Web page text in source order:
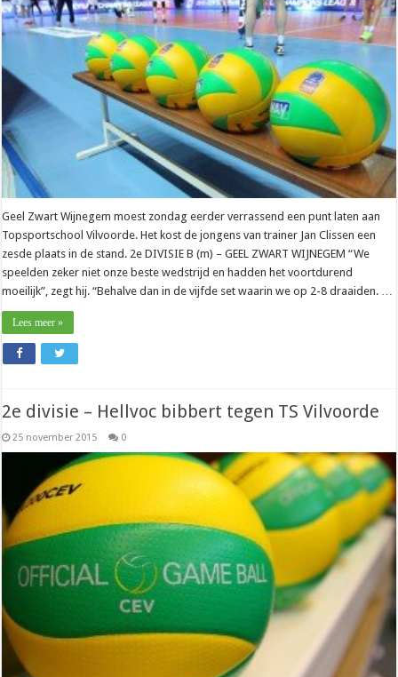
Geel Zwart Wijnegem moest zondag eerder verrassend een punt laten aan
Topsportschool Vilvoorde. Het kost de jongens van trainer Jan Clissen een
zesde plaats in de stand. 2e DIVISIE B (m) – GEEL ZWART WIJNEGEM “We
speelden zeker niet onze beste wedstrijd en hadden het voortdurend
moeilijk”, zegt hij. “Behalve dan in de vijfde set waarin we op 2-8 draaiden. …
Lees meer »
2e divisie – Hellvoc bibbert tegen TS Vilvoorde
25 november 2015 0